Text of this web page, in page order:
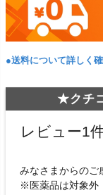
●送料について詳しく
★クチ
レビュー1
みなさまからのご
※医薬品は対象外